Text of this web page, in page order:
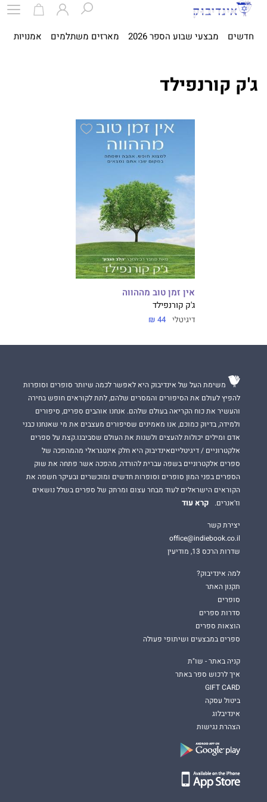
חדשים מבצעי שבוע הספר 2026 מארזים משתלמים אמנויות
ג'ק קורנפילד
אין זמן טוב מההווה
ג'ק קורנפילד
דיגיטלי 44 ₪
משימת העל של אינדיבוק היא לאפשר לכמה שיותר סופרים וסופרות
להפיץ לעולם את הסיפורים והמסרים שלהם, לתת לקוראים חופש בחירה
והעשיר את כוח הקריאה בעולם שלהם. אנחנו אוהבים ספרים, סיפורים
ולמידה, בדיוק כמוכם, אנו מאמינים שסיפורים מעצבים את מי שאנחנו כבני
אדם ומילים יכולות להעצים ולשנות את העולם שסביבנו.קצת על ספרים
אלקטרוניים / דיגיטלייםאינדיבוק היא חלק אינטגראלי מהמהפכה של
ספרים אלקטרוניים בשפה עברית להורדה, מהפכה אשר פתחה את שוק
הספרים בפני המון סופרים וסופרות חדשים ומוכשרים ובעיקר חשפה את
הקוראים הישראלים לעוד מבחר עצום ומרתק של ספרים בשלל נושאים
וז'אנרים.
קרא עוד
יצירת קשר
office@indiebook.co.il
שדרות הרכס 13, מודיעין
למה אינדיבוק?
תקנון האתר
סופרים
סדרות ספרים
הוצאות ספרים
ספרים במבצעים ושיתופי פעולה
קניה באתר - שו"ת
איך לרכוש ספר באתר
GIFT CARD
ביטול עסקה
אינדיבלוג
הצהרת נגישות